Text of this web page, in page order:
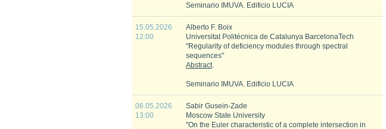
Seminario IMUVA. Edificio LUCIA
15.05.2026
12:00
Alberto F. Boix
Universitat Politécnica de Catalunya BarcelonaTech
"Regularity of deficiency modules through spectral
sequences"
Abstract.
Seminario IMUVA. Edificio LUCIA
06.05.2026
13:00
Sabir Gusein-Zade
Moscow State University
"On the Euler characteristic of a complete intersection in